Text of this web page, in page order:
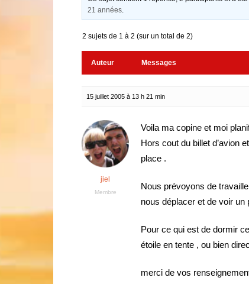
21 années.
2 sujets de 1 à 2 (sur un total de 2)
Auteur Messages
15 juillet 2005 à 13 h 21 min
jiel
Membre
Voila ma copine et moi
Hors cout du billet d’avion
place .
Nous prévoyons de
nous déplacer et de voir
Pour ce qui est de dormir
étoile en tente , ou bien
merci de vos